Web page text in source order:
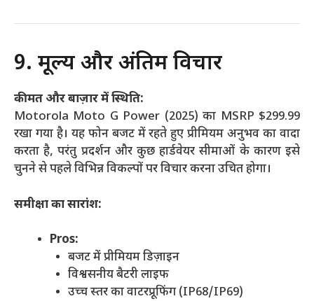
9. मूल्य और अंतिम विचार
कीमत और बाज़ार में स्थिति:
Motorola Moto G Power (2025) का MSRP $299.99
रखा गया है। यह फोन बजट में रहते हुए प्रीमियम अनुभव का वादा
करता है, परंतु प्रदर्शन और कुछ हार्डवेयर सीमाओं के कारण इसे
चुनने से पहले विभिन्न विकल्पों पर विचार करना उचित होगा।
समीक्षा का सारांश:
Pros:
बजट में प्रीमियम डिज़ाइन
विश्वसनीय बैटरी लाइफ
उच्च स्तर का वाटरप्रूफिंग (IP68/IP69)